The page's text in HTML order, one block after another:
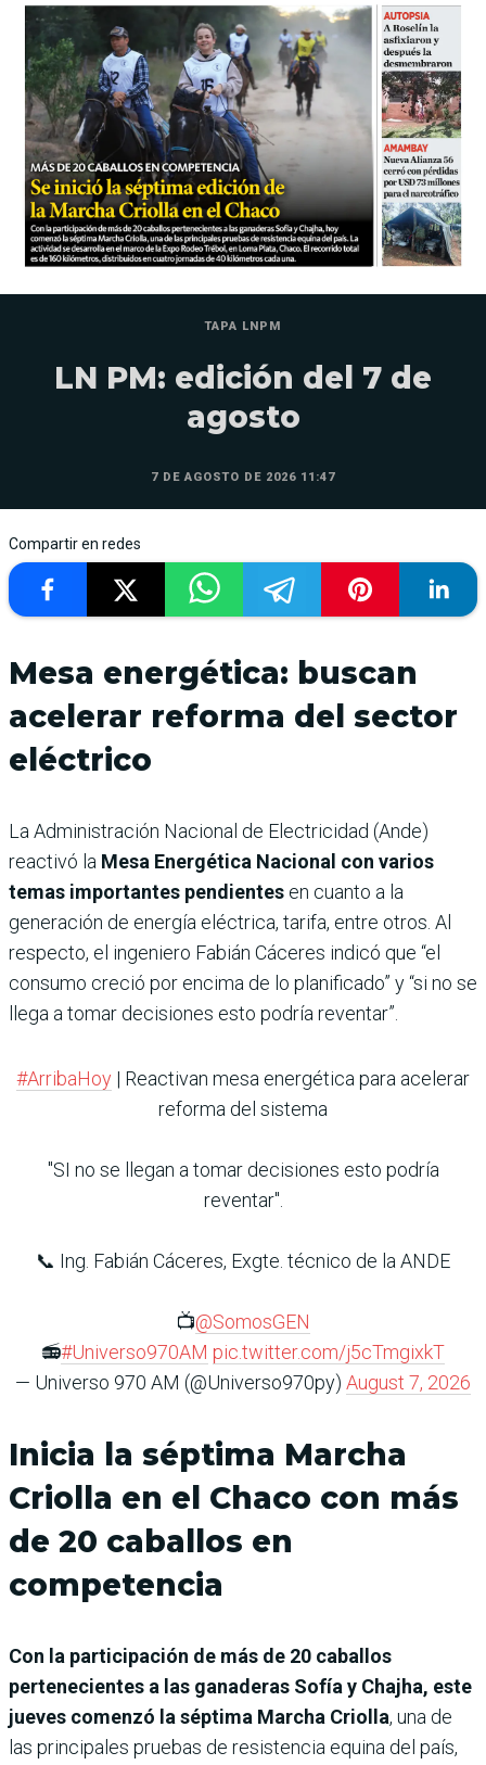
TAPA LNPM
LN PM: edición del 7 de
agosto
7 DE AGOSTO DE 2026 11:47
Compartir en redes
Mesa energética: buscan
acelerar reforma del sector
eléctrico
La Administración Nacional de Electricidad (Ande)
reactivó la Mesa Energética Nacional con varios
temas importantes pendientes en cuanto a la
generación de energía eléctrica, tarifa, entre otros. Al
respecto, el ingeniero Fabián Cáceres indicó que “el
consumo creció por encima de lo planificado” y “si no se
llega a tomar decisiones esto podría reventar”.
#ArribaHoy | Reactivan mesa energética para acelerar
reforma del sistema
"SI no se llegan a tomar decisiones esto podría
reventar".
📞 Ing. Fabián Cáceres, Exgte. técnico de la ANDE
📺@SomosGEN
📻#Universo970AM pic.twitter.com/j5cTmgixkT
— Universo 970 AM (@Universo970py) August 7, 2026
Inicia la séptima Marcha
Criolla en el Chaco con más
de 20 caballos en
competencia
Con la participación de más de 20 caballos
pertenecientes a las ganaderas Sofía y Chajha, este
jueves comenzó la séptima Marcha Criolla, una de
las principales pruebas de resistencia equina del país,